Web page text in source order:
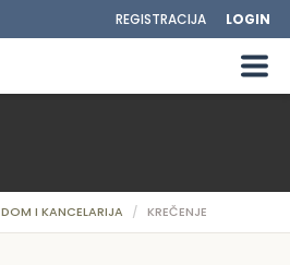
REGISTRACIJA LOGIN
DOM I KANCELARIJA KREČENJE